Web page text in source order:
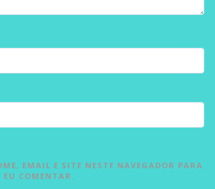
EMAIL E SITE NESTE NAVEGADOR PARA
COMENTAR.